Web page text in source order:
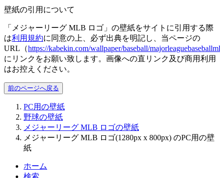
壁紙の引用について
「メジャーリーグ MLB ロゴ」の壁紙をサイトに引用する際
は利用規約に同意の上、必ず出典を明記し、当ページの
URL（https://kabekin.com/wallpaper/baseball/
にリンクをお願い致します。画像への直リンク及び商用利用
はお控えください。
前のページへ戻る
PC用の壁紙
野球の壁紙
メジャーリーグ MLB ロゴの壁紙
メジャーリーグ MLB ロゴ(1280px x 800px) のPC用の壁
紙
ホーム
検索